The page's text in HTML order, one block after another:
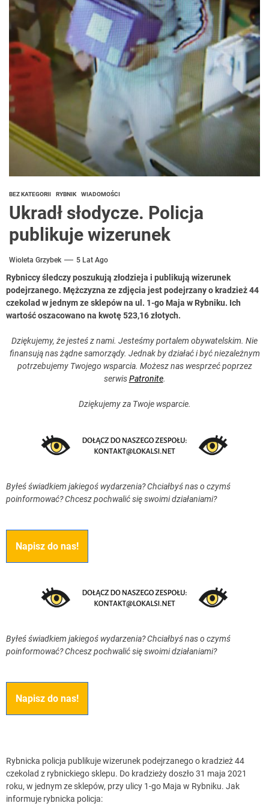
BEZ KATEGORII RYBNIK WIADOMOŚCI
Ukradł słodycze. Policja
publikuje wizerunek
Wioleta Grzybek 5 Lat Ago
Rybniccy śledczy poszukują złodzieja i publikują wizerunek
podejrzanego. Mężczyzna ze zdjęcia jest podejrzany o kradzież 44
czekolad w jednym ze sklepów na ul. 1-go Maja w Rybniku. Ich
wartość oszacowano na kwotę 523,16 złotych.
Dziękujemy, że jesteś z nami. Jesteśmy portalem obywatelskim. Nie
finansują nas żądne samorządy. Jednak by działać i być niezależnym
potrzebujemy Twojego wsparcia. Możesz nas wesprzeć poprzez
serwisPatronite.
Dziękujemy za Twoje wsparcie.
Byłeś świadkiem jakiegoś wydarzenia? Chciałbyś nas o czymś
poinformować? Chcesz pochwalić się swoimi działaniami?
Napisz do nas!
Byłeś świadkiem jakiegoś wydarzenia? Chciałbyś nas o czymś
poinformować? Chcesz pochwalić się swoimi działaniami?
Napisz do nas!
Rybnicka policja publikuje wizerunek podejrzanego o kradzież 44
czekolad z rybnickiego sklepu. Do kradzieży doszło 31 maja 2021
roku, w jednym ze sklepów, przy ulicy 1-go Maja w Rybniku. Jak
informuje rybnicka policja: